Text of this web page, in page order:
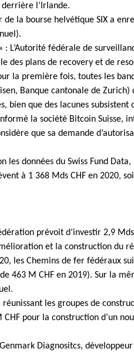
l’Irlande.
de la bourse helvétique SIX a
L’Autorité fédérale de
des plans de recovery et de
la première fois, toutes les
Banque cantonale de
bien que des lacunes
la société Bitcoin Suisse,
que sa demande
les données du Swiss Fund
à 1 368 Mds CHF en 2020,
prévoit d’investir 2,9
et la construction du
les Chemins de fer fédéraux
463 M CHF en 2019). Sur la
les groupes de
pour la construction d’un
Diagnositcs,